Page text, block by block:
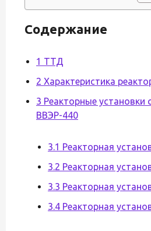
Содержание
1 ТТД
2 Характеристика
3 Реакторные установки
ВВЭР-440
3.1 Реакторная
3.2 Реакторная
3.3 Реакторная
3.4 Реакторная